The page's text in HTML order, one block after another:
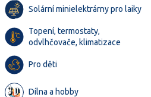
Solární minielektrárny pro laiky
Topení, termostaty,
odvlhčovače, klimatizace
Pro děti
Dílna a hobby